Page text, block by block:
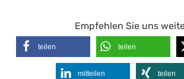
Empfehlen Sie uns
teilen teilen
mitteilen teilen